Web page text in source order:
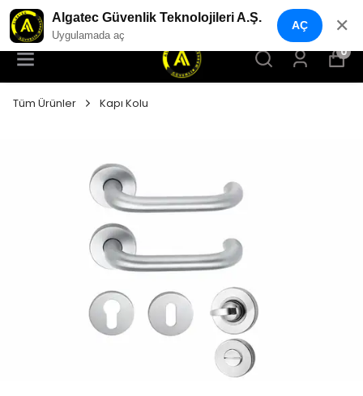
YENI NESIL GÜVENLIK GEÇIŞ SISTEMLERI
0
Tüm Ürünler Kapı Kolu
Algatec Güvenlik Teknolojileri A.Ş.
Uygulamada aç
AÇ ✕